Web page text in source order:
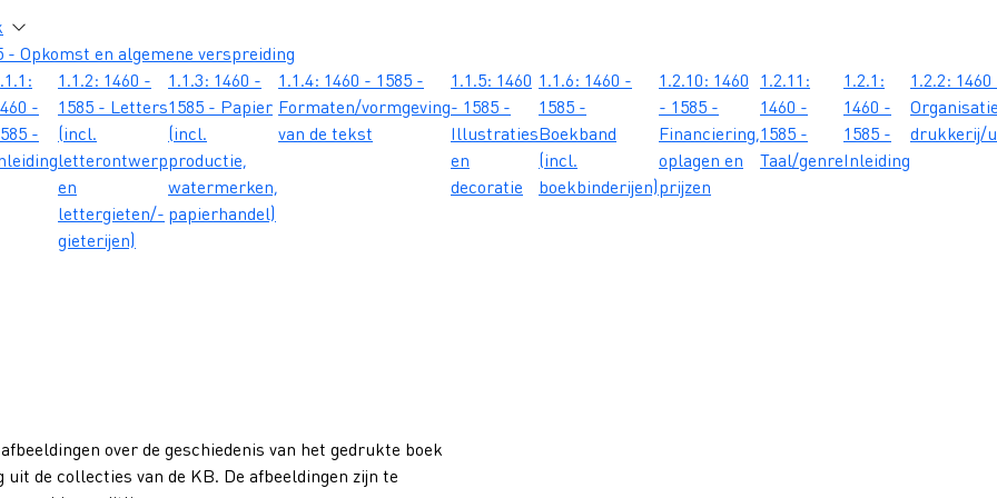
- Opkomst en algemene verspreiding
-
-
1.1.2: 1460 -
1585 - Letters
(incl.
letterontwerp
en
lettergieten/-
gieterijen)
1.1.3: 1460 -
1585 - Papier
(incl.
productie,
watermerken,
papierhandel)
1.1.4: 1460 - 1585 -
Formaten/vormgeving
van de tekst
1.1.5: 1460
- 1585 -
Illustraties
en
decoratie
1.1.6: 1460 -
1585 -
Boekband
(incl.
boekbinderijen)
1.2.10: 1460
- 1585 -
Financiering,
oplagen en
prijzen
1.2.11:
1460 -
1585 -
Taal/genre
1.2.1:
1460 -
1585 -
Inleiding
1.2.2:
drukkerij/
over de geschiedenis van het gedrukte boek
de collecties van de KB. De afbeeldingen zijn te